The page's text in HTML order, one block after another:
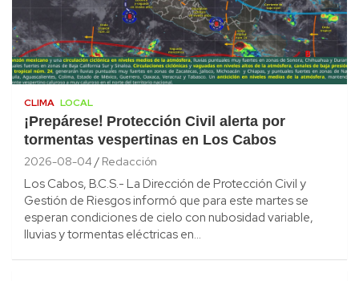
CLIMA LOCAL
¡Prepárese! Protección Civil alerta por
tormentas vespertinas en Los Cabos
2026-08-04 Redacción
Los Cabos, B.C.S.- La Dirección de Protección Civil y
Gestión de Riesgos informó que para este martes se
esperan condiciones de cielo con nubosidad variable,
lluvias y tormentas eléctricas en…